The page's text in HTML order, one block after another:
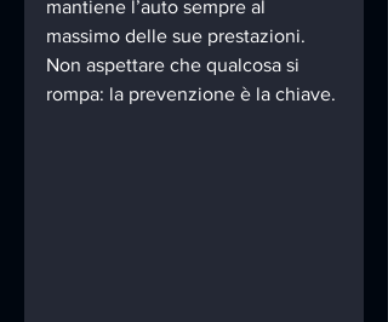
mantiene l’auto sempre al
massimo delle sue prestazioni.
Non aspettare che qualcosa si
rompa: la prevenzione è la chiave.